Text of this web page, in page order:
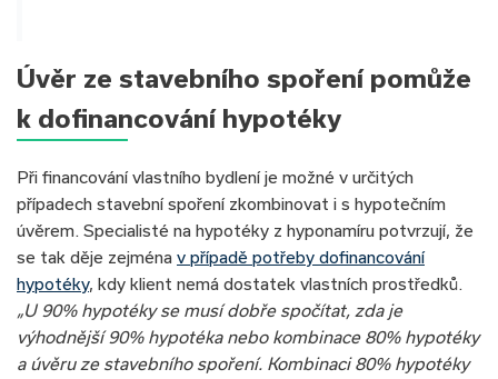
Úvěr ze stavebního spoření pomůže
k dofinancování hypotéky
Při financování vlastního bydlení je možné v určitých
případech stavební spoření zkombinovat i s hypotečním
úvěrem. Specialisté na hypotéky z hyponamíru potvrzují, že
se tak děje zejména v případě potřeby dofinancování
hypotéky, kdy klient nemá dostatek vlastních prostředků.
„U 90% hypotéky se musí dobře spočítat, zda je
výhodnější 90% hypotéka nebo kombinace 80% hypotéky
a úvěru ze stavebního spoření. Kombinaci 80% hypotéky